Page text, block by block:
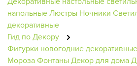
напольныеЛюстры Ночники
декоративные
Гид по Декору
Фигурки новогодние декоративные
МорозаФонтаныДекор для дома